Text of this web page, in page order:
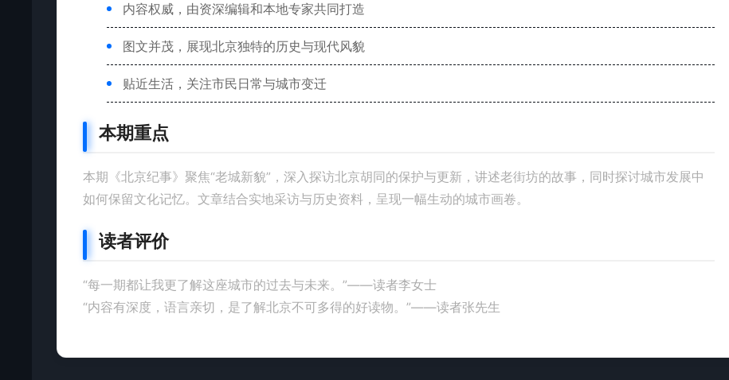
内容权威，由资深编辑和本地专家共同打造
图文并茂，展现北京独特的历史与现代风貌
贴近生活，关注市民日常与城市变迁
本期重点
本期《北京纪事》聚焦“老城新貌”，深入探访北京胡同的保护与更新，讲述老街坊的故事，同时探讨城市发展中
如何保留文化记忆。文章结合实地采访与历史资料，呈现一幅生动的城市画卷。
读者评价
“每一期都让我更了解这座城市的过去与未来。”——读者李女士
“内容有深度，语言亲切，是了解北京不可多得的好读物。”——读者张先生